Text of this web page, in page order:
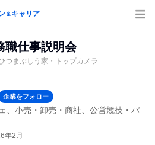
＆キャリア
職仕事説明会
つまぶしう家・トップカメラ
企業をフォロー
、小売・卸売・商社、公営競技・パ
年2月